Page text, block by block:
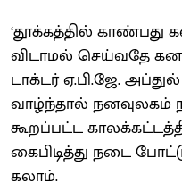
‘தூக்கத்தில்
விடாமல் செய்வதே
டாக்டர் ஏ.பி.ஜே.
வாழ்ந்தால் நனவுலகம்
கூறப்பட்ட
கைபிடித்து நடை
கலாம்.